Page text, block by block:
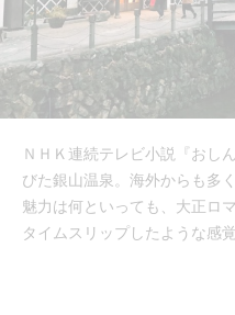
ＮＨＫ連続テレビ小説『おし
びた銀山温泉。海外からも多
魅力は何といっても、大正ロ
タイムスリップしたような感